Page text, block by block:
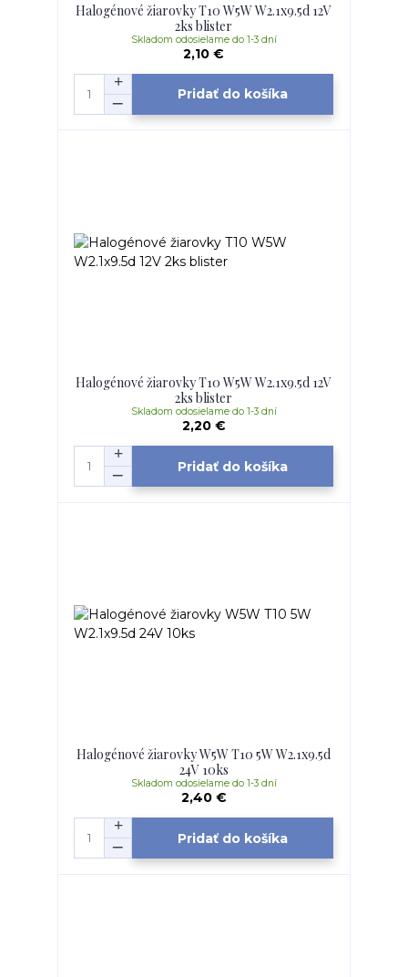
Halogénové žiarovky T10 W5W W2.1x9.5d 12V
2ks blister
2,10 €
Skladom odosielame do 1-3 dní
Pridať do košíka
Halogénové žiarovky T10 W5W W2.1x9.5d 12V
2ks blister
2,20 €
Skladom odosielame do 1-3 dní
Pridať do košíka
Halogénové žiarovky W5W T10 5W W2.1x9.5d
24V 10ks
2,40 €
Skladom odosielame do 1-3 dní
Pridať do košíka